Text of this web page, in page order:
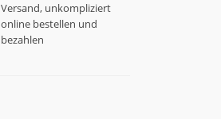
Versand, unkompliziert
online bestellen und
bezahlen